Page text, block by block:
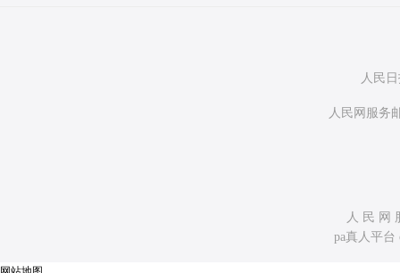
人民
人民网服务
人 民 网
pa真人平台